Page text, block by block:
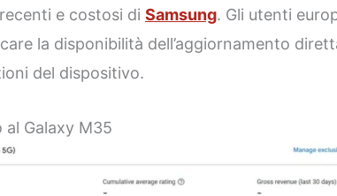
e costosi diSamsung. Gli utenti
la disponibilità dell’aggiornamento
del dispositivo.
al Galaxy M35